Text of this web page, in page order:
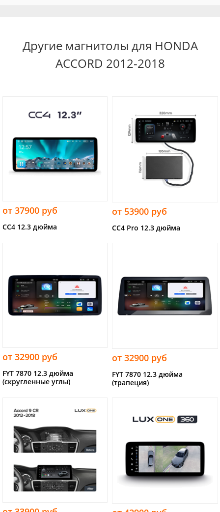
Другие магнитолы для HONDA
ACCORD 2012-2018
от 37900 руб
CC4 12.3 дюйма
от 53900 руб
CC4 Pro 12.3 дюйма
от 32900 руб
FYT 7870 12.3 дюйма
(скругленные углы)
от 32900 руб
FYT 7870 12.3 дюйма
(трапеция)